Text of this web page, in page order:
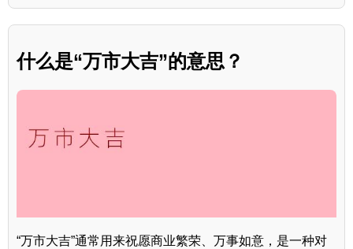
什么是“万市大吉”的意思？
“万市大吉”通常用来祝愿商业繁荣、万事如意，是一种对